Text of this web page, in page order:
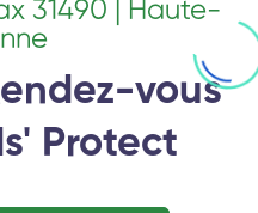
31490 | Haute-
vous
Protect